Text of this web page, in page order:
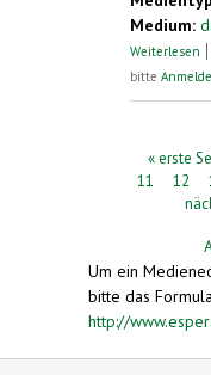
Medium:
Weiterlesen
bitte
Seiten« erste
11
12
Um ein
bitte das
http://